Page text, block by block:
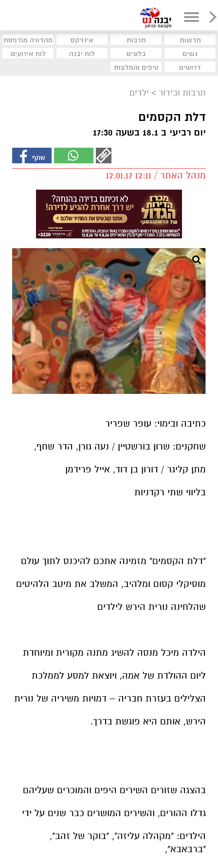
חדשות תרבות אינדקס
מהדורה מודפסת
נשים
בלוגים לוח יבנה
לוח אירועים
דרושים
טיפים והמלצות
תרבות ובידור > ילדים
דלת הקסמים
יום רביעי ב 18.1 בשעה 17:30
מנהל האתר / 12:11 12.01.17
כתיבה ובימוי: עופר שפריר
שחקנים: שרון בורשטיין / נעה גורן, הדר שחף,
מתן קליגר / דורון בן דוד, אייל פרידמן
בליווי שתי רקדניות
"דלת הקסמים" מזמינה אתכם להיכנס לתוך עולם
מוסיקלי קסום ומלהיב, המשלב את מיטב הלהיטים
שהלחינה נורית הירש לילדים
הילדה מיכל מנסה להשיג מתנה מקורית ומיוחדת
ליום ההולדת של אמה, ויוצאת למסע לממלכת
הצלילים בעזרת חבריה – דמויות משיריה של נורית
הירש, אותם היא פוגשת בדרך.
בהצגה שזורים השירים היפים והמוכרים שעליהם
גדלו ההורים, והשירים המושרים כבר שנים על ידי
הילדים: "מקהלה עליזה", "בוקר של זהב",
"ברבאבא",